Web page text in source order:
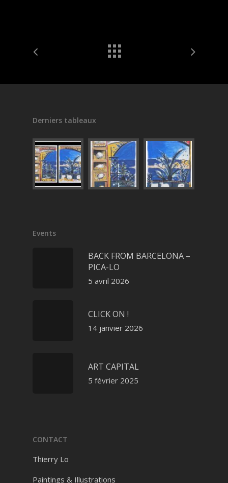
Derniers tableaux
Events
BACK FROM BARCELONA –
PICA-LO
5 avril 2026
CLICK ON !
14 janvier 2026
ART CAPITAL
5 février 2025
CONTACT
Thierry Lo
Paintings & Illustrations